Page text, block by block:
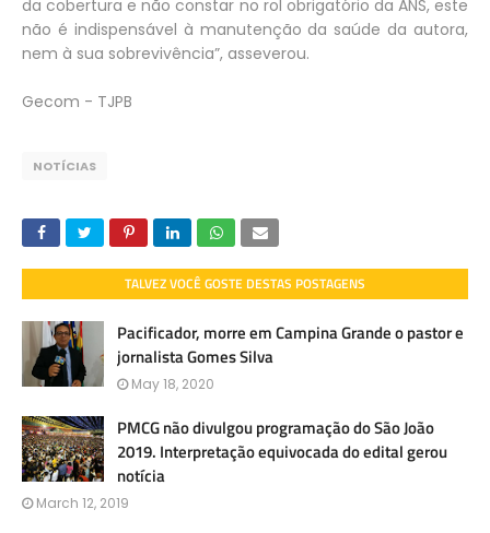
da cobertura e não constar no rol obrigatório da ANS, este
não é indispensável à manutenção da saúde da autora,
nem à sua sobrevivência”, asseverou.
Gecom - TJPB
NOTÍCIAS
TALVEZ VOCÊ GOSTE DESTAS POSTAGENS
Pacificador, morre em Campina Grande o pastor e
jornalista Gomes Silva
May 18, 2020
PMCG não divulgou programação do São João
2019. Interpretação equivocada do edital gerou
notícia
March 12, 2019